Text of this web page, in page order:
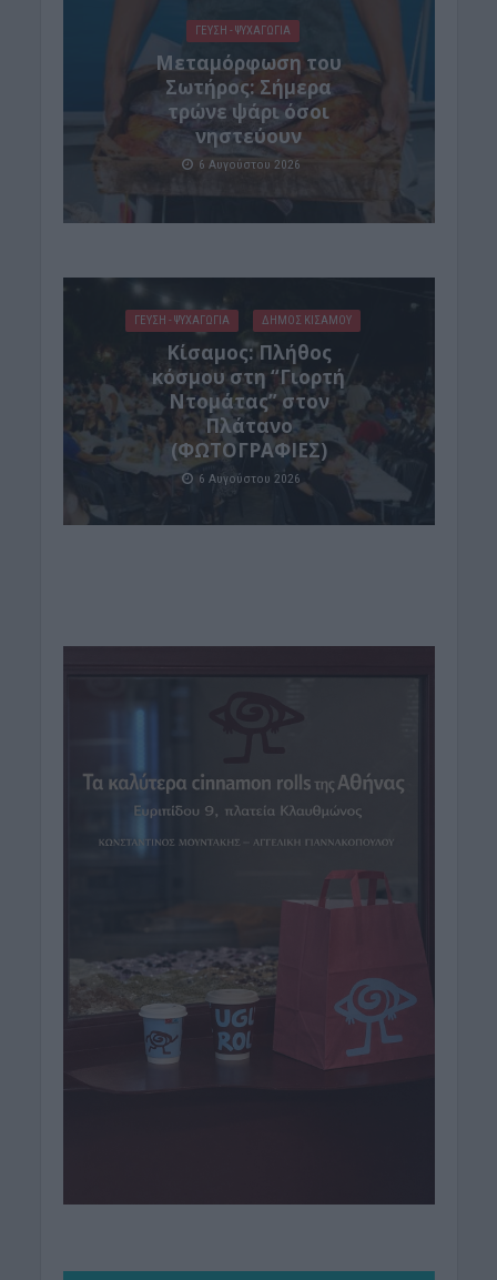
ΓΕΎΣΗ - ΨΥΧΑΓΩΓΊΑ
Μεταμόρφωση του
Σωτήρος: Σήμερα
τρώνε ψάρι όσοι
νηστεύουν
6 Αυγούστου 2026
ΓΕΎΣΗ - ΨΥΧΑΓΩΓΊΑ ΔΉΜΟΣ ΚΙΣΆΜΟΥ
Κίσαμος: Πλήθος
κόσμου στη “Γιορτή
Ντομάτας” στον
Πλάτανο
(ΦΩΤΟΓΡΑΦΙΕΣ)
6 Αυγούστου 2026